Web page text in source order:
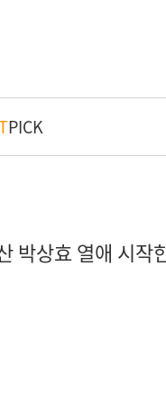
PICK
박상효 열애 시작